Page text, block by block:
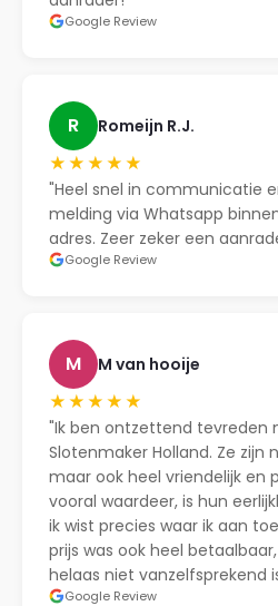
Google Review
R Romeijn R.J.
★★★★★
"Heel snel in communicatie
melding via Whatsapp
adres. Zeer zeker een
Google Review
M M van hooije
★★★★★
"Ik ben ontzettend tevreden
Slotenmaker Holland. Ze zijn
maar ook heel vriendelijk en
vooral waardeer, is hun
ik wist precies waar ik aan
prijs was ook heel
helaas niet vanzelfsprekend
Google Review